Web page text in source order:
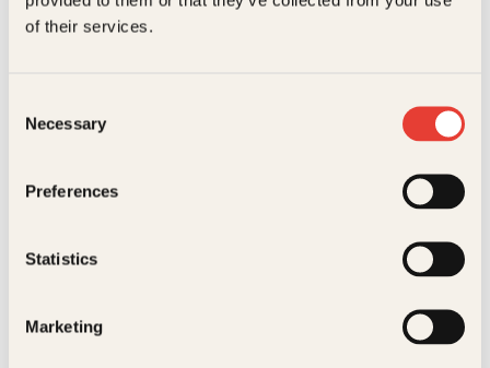
of their services.
Selection
Necessary
Preferences
Statistics
Marketing
om hvordan hun greide det og livet kunne begynne
igjen.
Utgivelsesår
Vekt
Eirik Jensen, Thomas Winje
På innsiden
Den nye store su